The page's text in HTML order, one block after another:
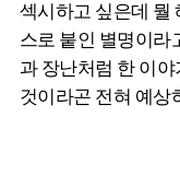
섹시하고 싶은데 뭘
스로 붙인 별명이라
과 장난처럼 한 이
것이라곤 전혀 예상